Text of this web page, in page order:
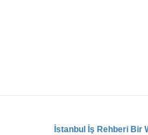
İstanbul İş Rehberi Bir